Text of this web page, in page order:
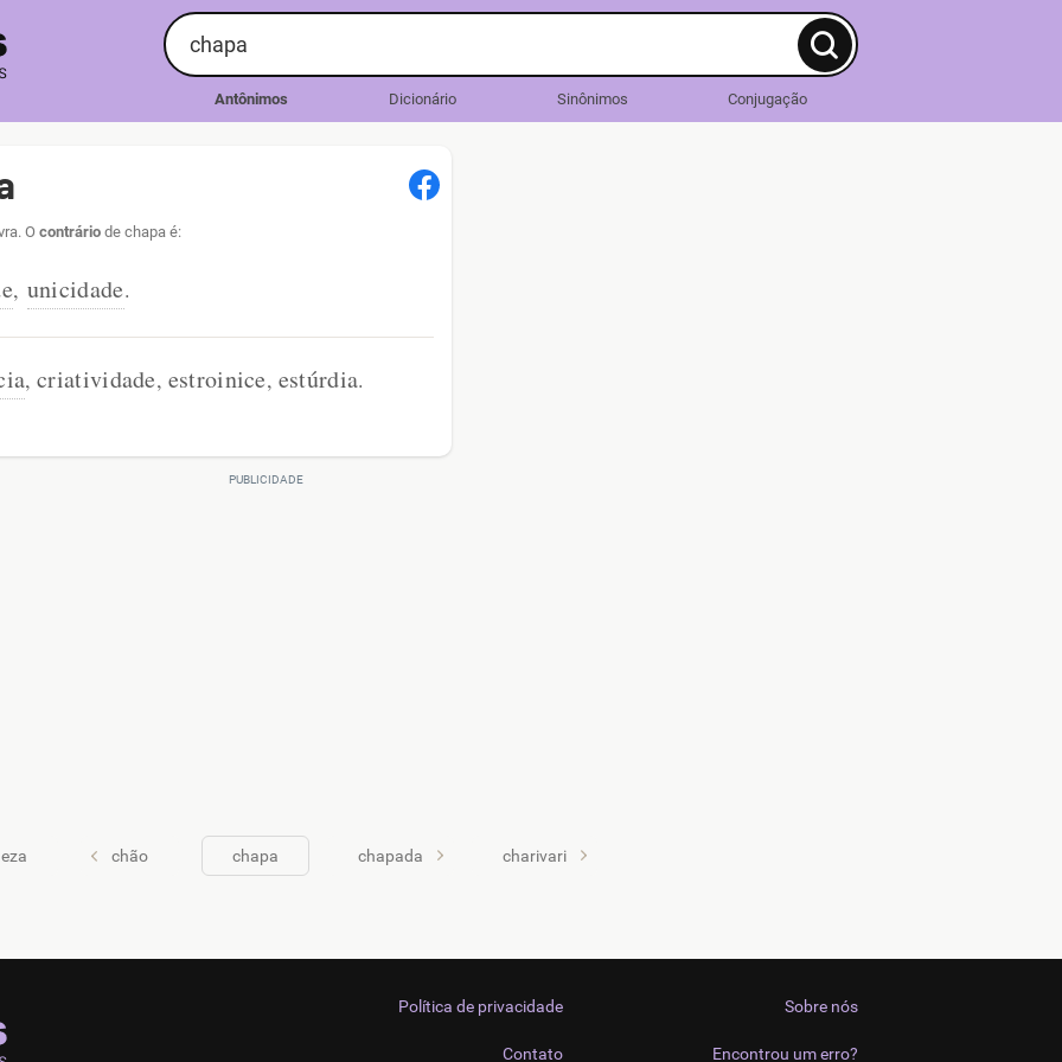
Antônimos Dicionário Sinônimos Conjugação
O contrário de chapa é:
, unicidade.
,criatividade, estroinice, estúrdia.
chão chapa chapada charivari
Sobre nós
Encontrou um erro?
Política de privacidade
Contato